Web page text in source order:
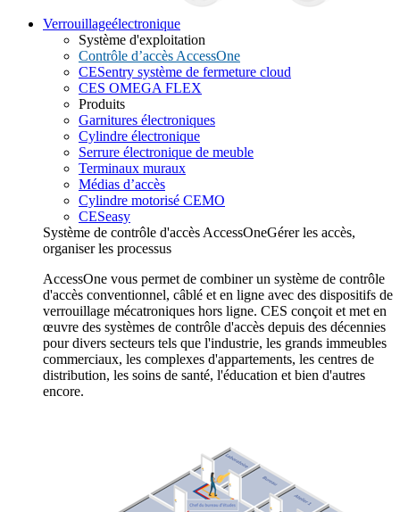
Verrouillageélectronique
Système d'exploitation
Contrôle d’accès AccessOne
CESentry système de fermeture cloud
CES OMEGA FLEX
Produits
Garnitures électroniques
Cylindre électronique
Serrure électronique de meuble
Terminaux muraux
Médias d’accès
Cylindre motorisé CEMO
CESeasy
Système de contrôle d'accès AccessOneGérer les accès,
organiser les processus
AccessOne vous permet de combiner un système de contrôle
d'accès conventionnel, câblé et en ligne avec des dispositifs de
verrouillage mécatroniques hors ligne. CES conçoit et met en
œuvre des systèmes de contrôle d'accès depuis des décennies
pour divers secteurs tels que l'industrie, les grands immeubles
commerciaux, les complexes d'appartements, les centres de
distribution, les soins de santé, l'éducation et bien d'autres
encore.